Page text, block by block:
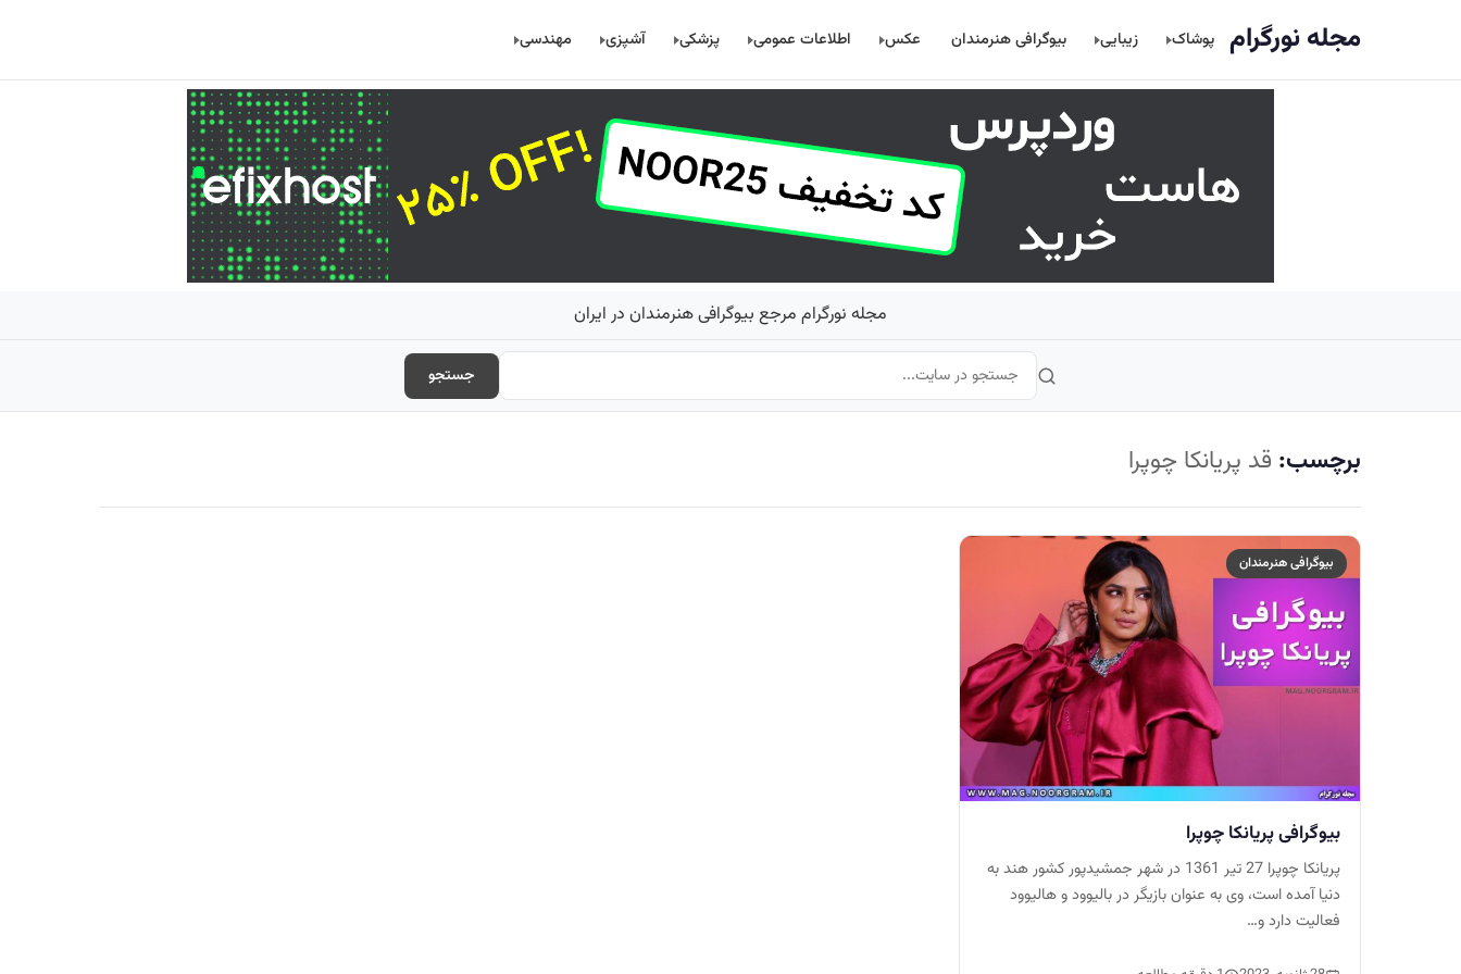
مجله نورگرام پوشاک زیبایی بیوگرافی هنرمندان عکس اطلاعات عمومی پزشکی آشپزی مهندسی
مجله نورگرام مرجع بیوگرافی هنرمندان در ایران
جستجو
برچسب: قد پریانکا چوپرا
بیوگرافی هنرمندان
بیوگرافی پریانکا چوپرا
پریانکا چوپرا 27 تیر 1361 در شهر جمشیدپور کشور هند به
دنیا آمده است، وی به عنوان بازیگر در بالیوود و هالیوود
فعالیت دارد و…